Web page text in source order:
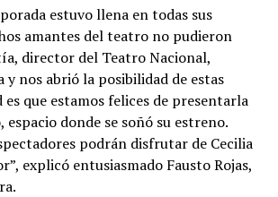
estuvo llena en todas sus
amantes del teatro no pudieron
director del Teatro Nacional,
y nos abrió la posibilidad de estas
es que estamos felices de presentarla
espacio donde se soñó su estreno.
podrán disfrutar de Cecilia
explicó entusiasmado Fausto Rojas,